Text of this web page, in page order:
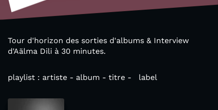
Tour d'horizon des sorties d'albums & Interview
d'Aälma Dili à 30 minutes.
playlist : artiste - album - titre - label